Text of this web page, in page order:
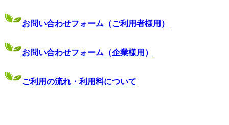
お問い合わせフォーム（ご利用者様用）
お問い合わせフォーム（企業様用）
ご利用の流れ・利用料について